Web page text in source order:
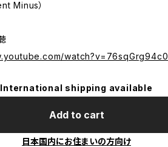
Minus）
watch?v=76sqGrg94c0
International shipping available
Add to cart
日本国内にお住まいの方向け